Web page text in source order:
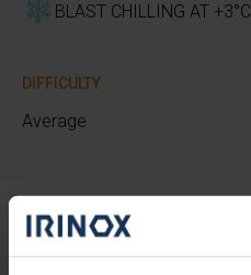
BLAST CHILLING AT +3°C
DIFFICULTY
Average
Proceeding